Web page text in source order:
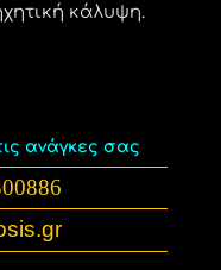
κάλυψη.
ανάγκες σας